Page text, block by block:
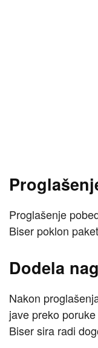
Proglašenje
Biser poklon
Dodela
Nakon
jave preko
Biser sira radi